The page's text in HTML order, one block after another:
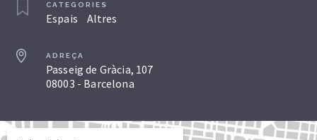
CATEGORIES
Espais Altres
ADREÇA
Passeig de Gràcia, 107
08003 - Barcelona